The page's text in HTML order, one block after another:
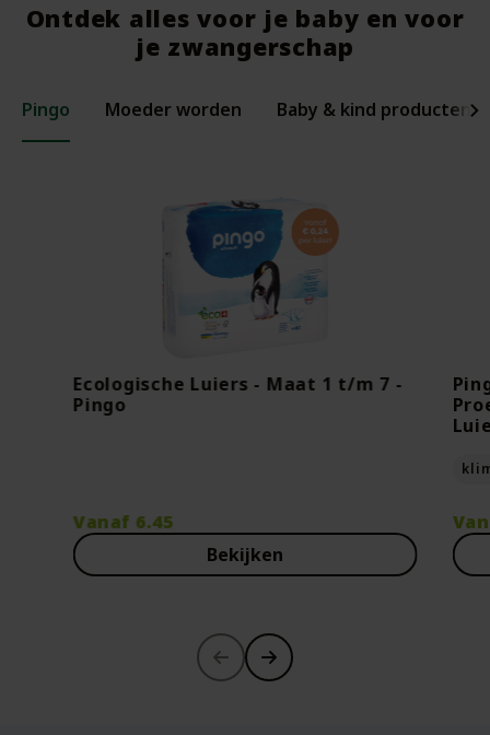
Ontdek alles voor je baby en voor
je zwangerschap
Pingo Moeder worden Baby & kind producten
Ecologische Luiers - Maat 1 t/m 7 -
Pingo
Vanaf 6.45
Bekijken